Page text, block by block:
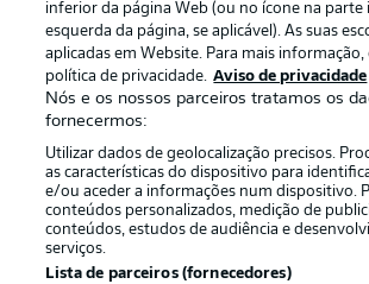
Oferecido por
inferior da página Web (ou no ícone na parte
esquerda da página, se aplicável). As suas
aplicadas em Website. Para mais informação,
política de privacidade. Aviso de privacidade
Nós e os nossos parceiros tratamos os
fornecermos:
Utilizar dados de geolocalização precisos.
as características do dispositivo para
e/ou aceder a informações num dispositivo.
conteúdos personalizados, medição de
conteúdos, estudos de audiência e
serviços.
Lista de parceiros (fornecedores)